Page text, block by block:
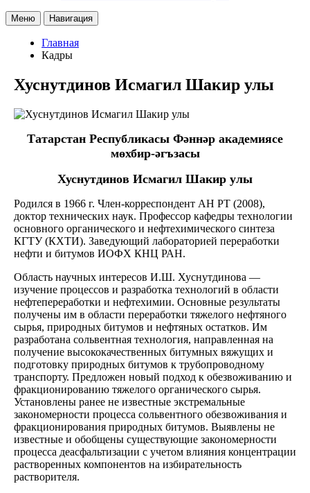
Меню Навигация
Главная
Кадры
Хуснутдинов Исмагил Шакир улы
Татарстан Республикасы Фәннәр академиясе
мөхбир-әгъзасы
Хуснутдинов Исмагил Шакир улы
Родился в 1966 г. Член-корреспондент АН РТ (2008),
доктор техни­ческих наук. Профессор кафедры техно­логии
основного органического и нефте­химического синтеза
КГТУ (КХТИ). Заведую­щий лабораторией переработки
нефти и битумов ИОФХ КНЦ РАН.
Область научных интересов И.Ш. Хуснутдинова —
изучение процессов и разработка технологий в области
нефтепереработки и нефтехимии. Основные результаты
получены им в области переработки тяжелого нефтяного
сырья, природных битумов и нефтяных остатков. Им
разработана сольвентная технология, направленная на
получение высококачественных битумных вяжу­щих и
подготовку природных битумов к трубопроводному
транспорту. Предложен новый подход к обезвоживанию и
фрак­ционированию тяжелого органического сырья.
Установлены ранее не известные экстремальные
закономерности процесса сольвентного обезвоживания и
фракционирования природных битумов. Выявлены не
известные и обобщены существующие закономерности
процесса деасфальтизации с учетом влияния концентрации
растворенных компонентов на избирательность
растворителя.